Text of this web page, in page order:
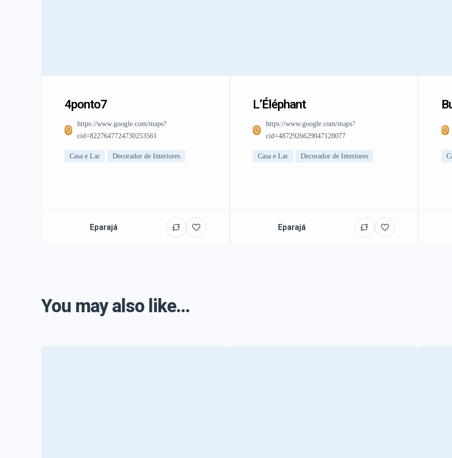
4ponto7
https://www.google.com/maps?
cid=8227647724730253561
Casa e Lar Decorador de Interiores
Eparajá
L’Éléphant
https://www.google.com/maps?
cid=4872926629047128077
Casa e Lar Decorador de Interiores
Eparajá
You may also like...